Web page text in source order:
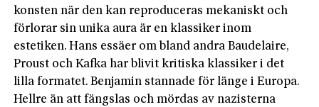
konsten när den kan reproduceras mekaniskt och
förlorar sin unika aura är en klassiker inom
estetiken. Hans essäer om bland andra Baudelaire,
Proust och Kafka har blivit kritiska klassiker i det
lilla formatet. Benjamin stannade för länge i Europa.
Hellre än att fängslas och mördas av nazisterna